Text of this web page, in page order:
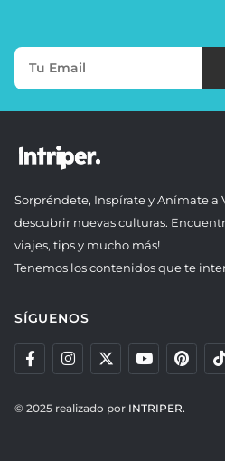
Sorpréndete, Inspírate y Anímate a
descubrir nuevas culturas.
viajes, tips y mucho más!
Tenemos los contenidos que te
SÍGUENOS
© 2025 realizado por INTRIPER.